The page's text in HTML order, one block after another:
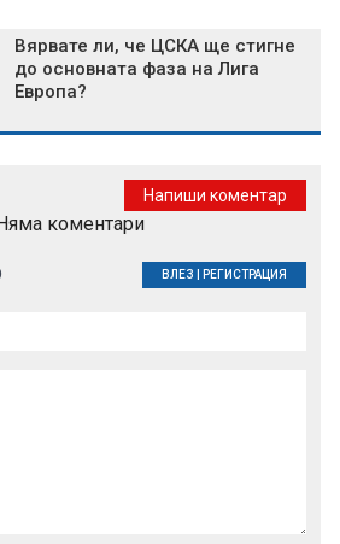
Вярвате ли, че ЦСКА ще стигне
до основната фаза на Лига
Европа?
Напиши коментар
коментари
ВЛЕЗ РЕГИСТРАЦИЯ